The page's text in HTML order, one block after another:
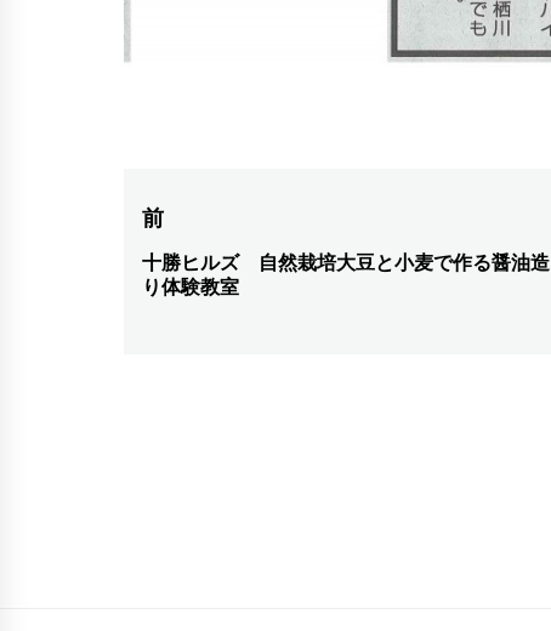
投
稿
ナ
前
前
の
十勝ヒルズ 自然栽培大豆と小麦で作る醤油造
り体験教室